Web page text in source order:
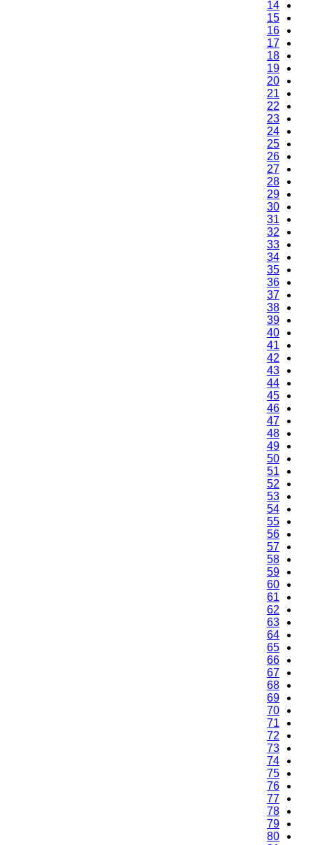
14
15
16
17
18
19
20
21
22
23
24
25
26
27
28
29
30
31
32
33
34
35
36
37
38
39
40
41
42
43
44
45
46
47
48
49
50
51
52
53
54
55
56
57
58
59
60
61
62
63
64
65
66
67
68
69
70
71
72
73
74
75
76
77
78
79
80